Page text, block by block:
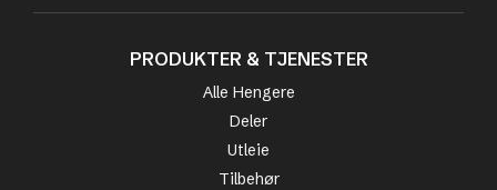
PRODUKTER & TJENESTER
Alle Hengere
Deler
Utleie
Tilbehør